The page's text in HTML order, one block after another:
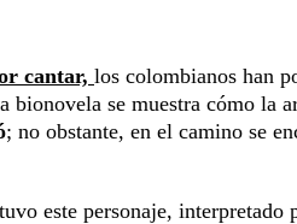
cantar, los colombianos han
bionovela se muestra cómo la
; no obstante, en el camino se
este personaje, interpretado